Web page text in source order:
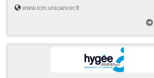
www.icm.unicancer.fr